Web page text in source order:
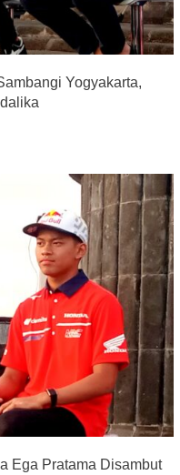
Yogyakarta,
Ega Pratama Disambut